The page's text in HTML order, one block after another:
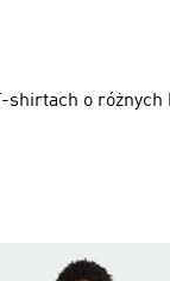
shirtach o różnych